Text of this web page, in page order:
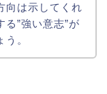
向は示してくれ
る”強い意志”が
。